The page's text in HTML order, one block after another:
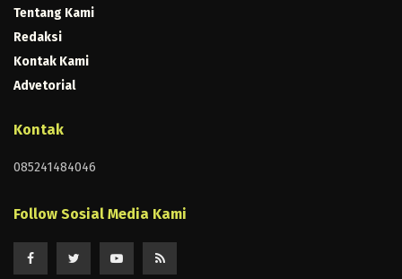
Tentang Kami
Redaksi
Kontak Kami
Advetorial
Kontak
085241484046
Follow Sosial Media Kami